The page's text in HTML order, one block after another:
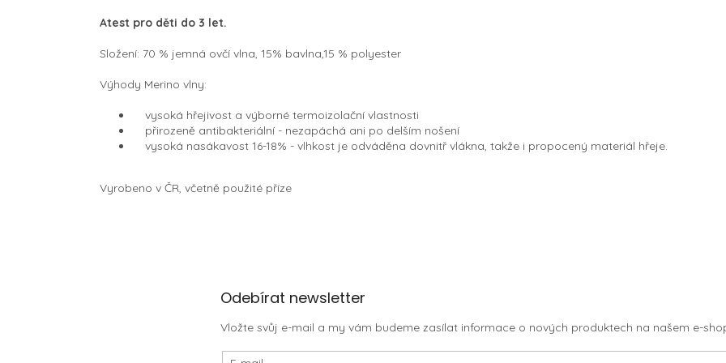
Atest pro děti do 3 let.
Složení: 70 % jemná ovčí vlna, 15% bavlna,15 % polyester
Výhody Merino vlny:
vysoká hřejivost a výborné termoizolační vlastnosti
přirozeně antibakteriální - nezapáchá ani po delším nošení
vysoká nasákavost 16-18% - vlhkost je odváděna dovnitř vlákna, takže i propocený materiál hřeje.
Vyrobeno v ČR, včetně použité příze
Odebírat newsletter
Vložte svůj e-mail a my vám budeme zasílat informace o nových produktech na našem e-